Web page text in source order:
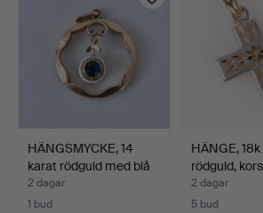
HÄNGE,
rödguld,
14K
HÄNGSMYCKE, 14
karat rödguld med blå
sten …
2 dagar
1 bud
HÄNGE,
rödguld,
Car…
2 dagar
5 bud